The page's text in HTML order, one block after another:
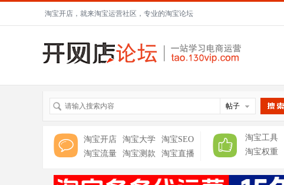
淘宝开店，就来淘宝运营社区，专业的淘宝论坛
帖子
淘宝开店 淘宝大学
淘宝SEO
淘宝流量
淘宝测款 淘宝直播
淘宝工具
淘宝权重